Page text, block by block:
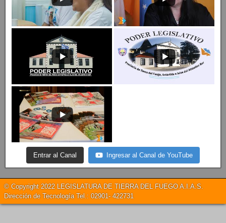
Entrar al Canal Ingresar al Canal de YouTube
© Copyright 2022 LEGISLATURA DE TIERRA DEL FUEGO A.I.A.S.
Dirección de Tecnología Tel.: 02901- 422731